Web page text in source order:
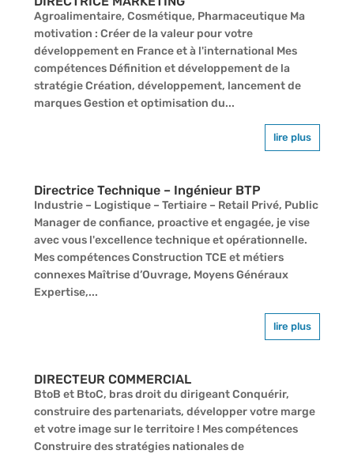
Agroalimentaire, Cosmétique, Pharmaceutique Ma
motivation : Créer de la valeur pour votre
développement en France et à l'international Mes
compétences Définition et développement de la
stratégie Création, développement, lancement de
marques Gestion et optimisation du...
lire plus
Directrice Technique – Ingénieur BTP
Industrie – Logistique – Tertiaire – Retail Privé, Public
Manager de confiance, proactive et engagée, je vise
avec vous l'excellence technique et opérationnelle.
Mes compétences Construction TCE et métiers
connexes Maîtrise d’Ouvrage, Moyens Généraux
Expertise,...
lire plus
DIRECTEUR COMMERCIAL
BtoB et BtoC, bras droit du dirigeant Conquérir,
construire des partenariats, développer votre marge
et votre image sur le territoire ! Mes compétences
Construire des stratégies nationales de